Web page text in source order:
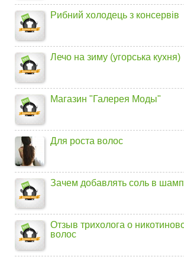
Рибний холодець з консервів
Лечо на зиму (угорська кухня)
Магазин "Галерея Моды"
Для роста волос
Зачем добавлять соль в
Отзыв трихолога о
волос